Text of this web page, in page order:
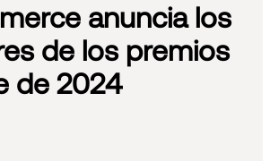
anuncia los
de los premios
de 2024